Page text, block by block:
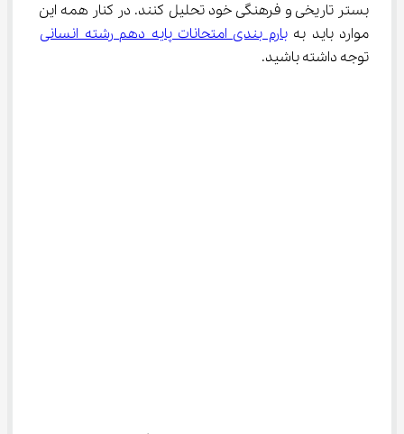
بستر تاریخی و فرهنگی خود تحلیل کنند. در کنار همه این
موارد باید به بارم بندی امتحانات پایه دهم رشته انسانی
توجه داشته باشید.